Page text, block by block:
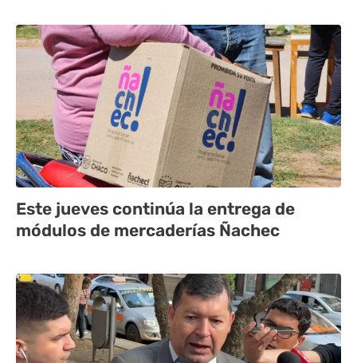
Este jueves continúa la entrega de
módulos de mercaderías Ñachec